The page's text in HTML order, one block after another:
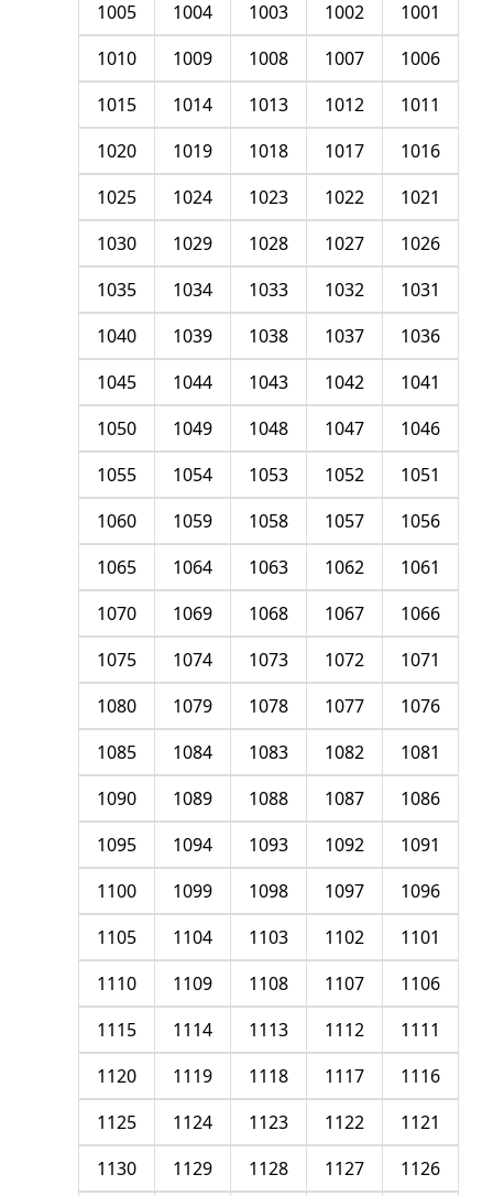
1001
1002
1003
1004
1005
1006
1007
1008
1009
1010
1011
1012
1013
1014
1015
1016
1017
1018
1019
1020
1021
1022
1023
1024
1025
1026
1027
1028
1029
1030
1031
1032
1033
1034
1035
1036
1037
1038
1039
1040
1041
1042
1043
1044
1045
1046
1047
1048
1049
1050
1051
1052
1053
1054
1055
1056
1057
1058
1059
1060
1061
1062
1063
1064
1065
1066
1067
1068
1069
1070
1071
1072
1073
1074
1075
1076
1077
1078
1079
1080
1081
1082
1083
1084
1085
1086
1087
1088
1089
1090
1091
1092
1093
1094
1095
1096
1097
1098
1099
1100
1101
1102
1103
1104
1105
1106
1107
1108
1109
1110
1111
1112
1113
1114
1115
1116
1117
1118
1119
1120
1121
1122
1123
1124
1125
1126
1127
1128
1129
1130